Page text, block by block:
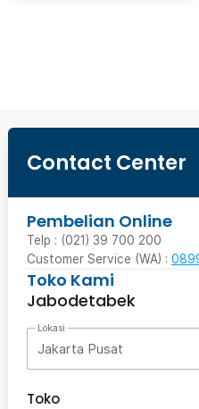
Contact Center
Pembelian Online
Telp : (021) 39 700 200
Customer Service (WA) :
Toko Kami
Jabodetabek
Lokasi
Jakarta Pusat
Toko